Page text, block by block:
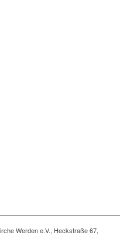
Werden e.V., Heckstraße 67,